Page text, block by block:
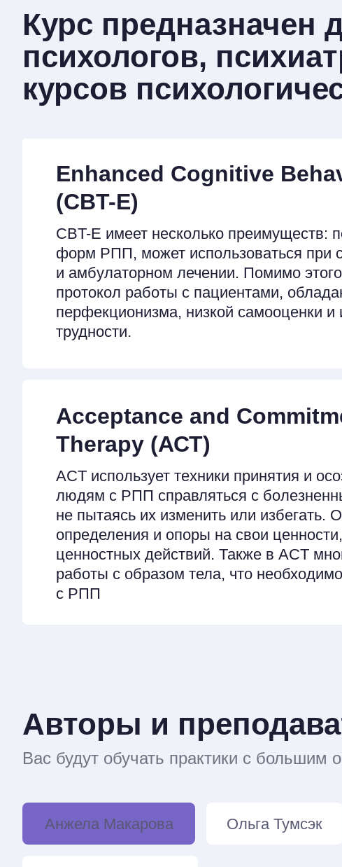
Курс предназначен
психологов,
курсов
Enhanced Cognitive
(CBT-E)
CBT-E имеет несколько преимуществ:
форм РПП, может использоваться при
и амбулаторном лечении. Помимо
протокол работы с пациентами,
перфекционизма, низкой самооценки
трудности.
Acceptance and
Therapy (АСТ)
ACT использует техники принятия и
людям с РПП справляться с
не пытаясь их изменить или избегать.
определения и опоры на свои
ценностных действий. Также в ACT
работы с образом тела, что
с РПП
Авторы и
Вас будут обучать практики с большим
Анжела Макарова Ольга Тумсэк